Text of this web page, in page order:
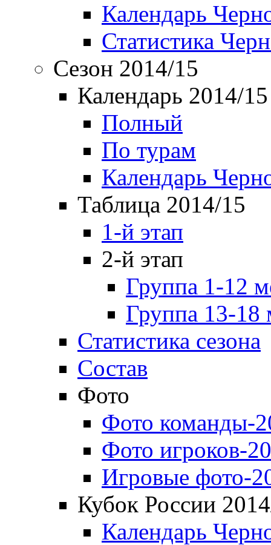
Календарь
Статистика
Сезон 2014/15
Календарь 2014/15
Полный
По турам
Календарь
Таблица 2014/15
1-й этап
2-й этап
Группа 1-12
Группа 13-18
Статистика сезона
Состав
Фото
Фото команды-
Фото игроков-
Игровые фото-
Кубок России
Календарь